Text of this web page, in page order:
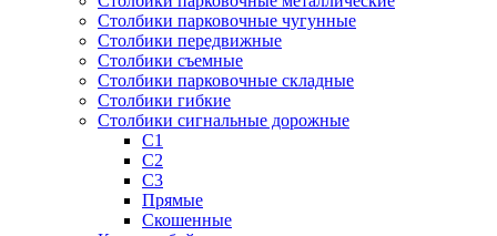
Столбики парковочные чугунные
Столбики передвижные
Столбики съемные
Столбики парковочные складные
Столбики гибкие
Столбики сигнальные дорожные
С1
С2
С3
Прямые
Скошенные